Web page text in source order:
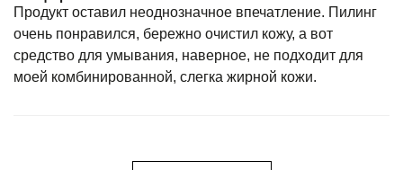
Продукт оставил неоднозначное впечатление. Пилинг
очень понравился, бережно очистил кожу, а вот
средство для умывания, наверное, не подходит для
моей комбинированной, слегка жирной кожи.